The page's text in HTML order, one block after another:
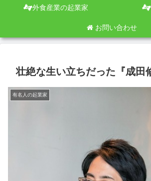
外食産業の起業家
お問い合わせ
壮絶な生い立ちだった『成田
有名人の起業家